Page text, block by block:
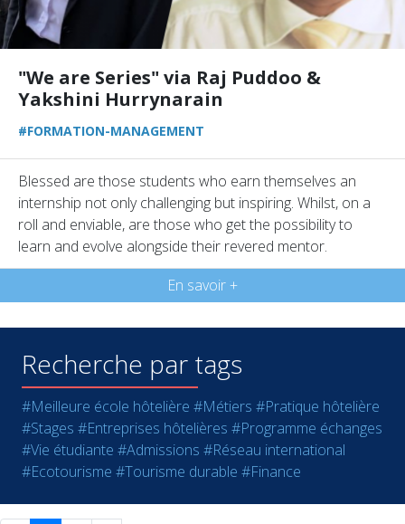
"We are Series" via Raj Puddoo &
Yakshini Hurrynarain
#FORMATION-MANAGEMENT
Blessed are those students who earn themselves an
internship not only challenging but inspiring. Whilst, on a
roll and enviable, are those who get the possibility to
learn and evolve alongside their revered mentor.
En savoir +
Recherche par tags
#Meilleure école hôtelière #Métiers #Pratique hôtelière
#Stages #Entreprises hôtelières #Programme échanges
#Vie étudiante #Admissions #Réseau international
#Ecotourisme #Tourisme durable #Finance